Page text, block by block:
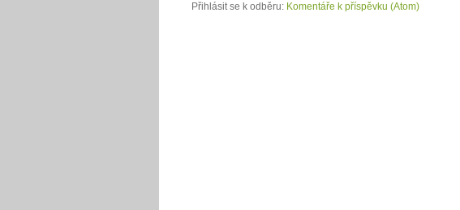
Přihlásit se k odběru: Komentáře k příspěvku (Atom)